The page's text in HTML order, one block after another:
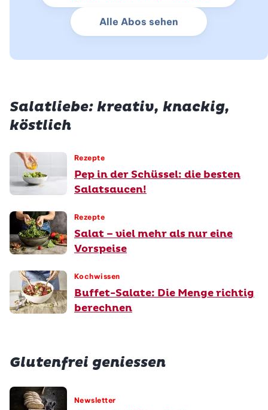
Alle Abos sehen
Salatliebe: kreativ, knackig,
köstlich
Rezepte
Pep in der Schüssel: die besten
Salatsaucen!
Rezepte
Salat – viel mehr als nur eine
Vorspeise
Kochwissen
Buffet-Salate: Die Menge richtig
berechnen
Glutenfrei geniessen
Newsletter